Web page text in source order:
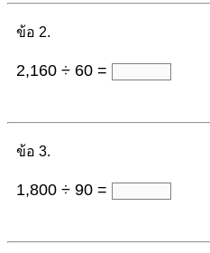
ข้อ 2.
2,160 ÷ 60 =
ข้อ 3.
1,800 ÷ 90 =